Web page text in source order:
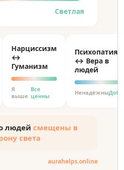
Светлая
Нарциссизм
↔
Гуманизм
Я
выше
Все
ценны
Психопатия
↔ Вера в
людей
Ненадёжны
людей смещены в
света
aurahelps.online